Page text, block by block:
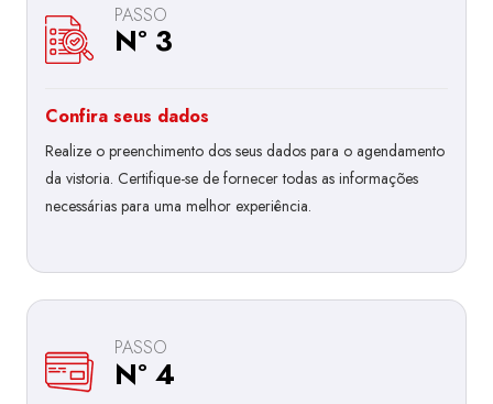
PASSO
Nº 3
Confira seus dados
Realize o preenchimento dos seus dados para o agendamento
da vistoria. Certifique-se de fornecer todas as informações
necessárias para uma melhor experiência.
PASSO
Nº 4